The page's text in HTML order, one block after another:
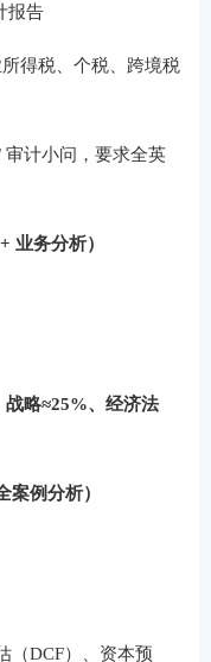
报告
得税、个税、跨境税
计小问，要求全英
业务分析）
战略≈25%、经济法
案例分析）
（DCF）、资本预